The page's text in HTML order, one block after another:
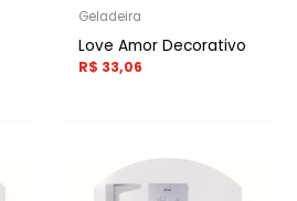
Geladeira
Love Amor Decorativo
R$ 33,06